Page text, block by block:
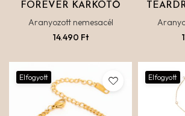
FOREVER KARKÖTŐ
Aranyozott nemesacél
14.490 Ft
Elfogyott Elfogyott